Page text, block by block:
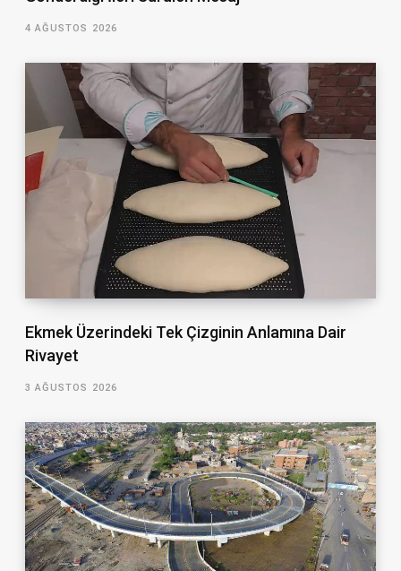
4 AĞUSTOS 2026
Ekmek Üzerindeki Tek Çizginin Anlamına Dair
Rivayet
3 AĞUSTOS 2026